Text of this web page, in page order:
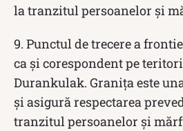
la tranzitul persoanelor și
9. Punctul de trecere a
ca și corespondent pe
Durankulak. Granița este
și asigură respectarea
tranzitul persoanelor și